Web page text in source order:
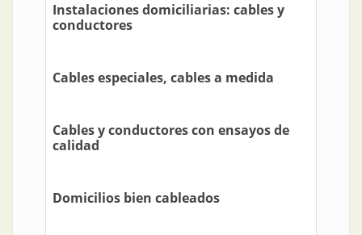
Instalaciones domiciliarias: cables y
conductores
Cables especiales, cables a medida
Cables y conductores con ensayos de
calidad
Domicilios bien cableados